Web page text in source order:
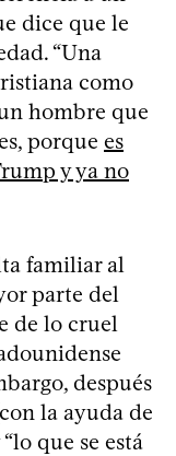
dice que le
“Una
como
hombre que
porque es
y ya no
familiar al
parte del
de lo cruel
después
la ayuda de
que se está